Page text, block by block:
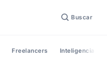
Buscar
Freelancers Inteligencia